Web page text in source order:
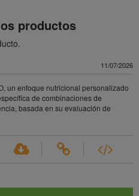
productos
11/07/2026
un enfoque nutricional personalizado
de combinaciones de
basada en su evaluación de